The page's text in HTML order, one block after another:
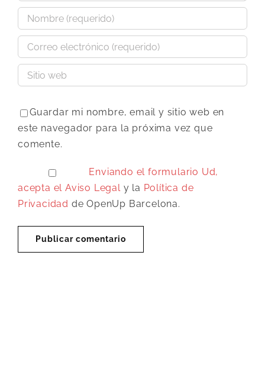
Guardar mi nombre, email y sitio web en
este navegador para la próxima vez que
comente.
Enviando el formulario Ud,
acepta elAviso Legaly la Política de
Privacidad de OpenUp Barcelona.